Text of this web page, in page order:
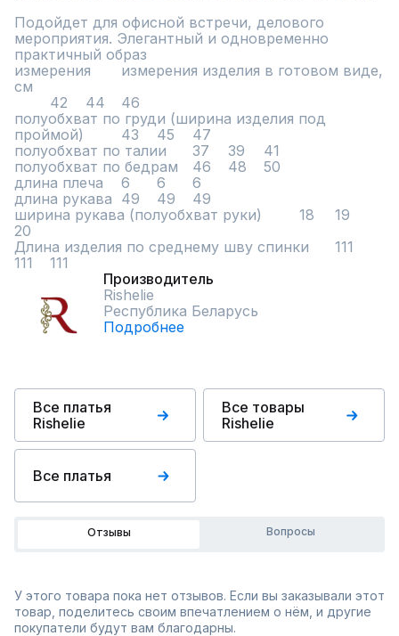
Подойдет для офисной встречи, делового
мероприятия. Элегантный и одновременно
практичный образ
измерения	измерения изделия в готовом виде,
см
полуобхват по груди (ширина изделия под
проймой)	43	45	47
полуобхват по талии	37	39	41
полуобхват по бедрам	46	48	50
длина плеча	6	6	6
длина рукава	49	49	49
ширина рукава (полуобхват руки)	18	19
20
Длина изделия по среднему шву спинки	111
111	111
Производитель
Rishelie
Республика Беларусь
Подробнее
Все платья
Rishelie
Все товары
Rishelie
Все платья
Отзывы Вопросы
У этого товара пока нет отзывов. Если вы заказывали этот
товар, поделитесь своим впечатлением о нём, и другие
покупатели будут вам благодарны.